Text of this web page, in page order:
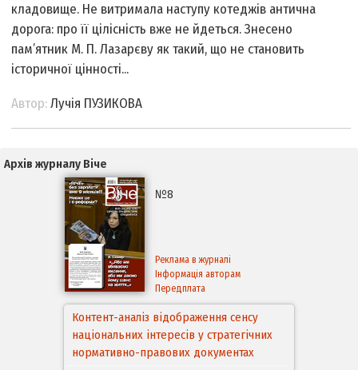
кладовище. Не витримала наступу котеджів антична
дорога: про її цілісність вже не йдеться. Знесено
пам’ятник М. П. Лазарєву як такий, що не становить
історичної цінності...
Автор:Лучія ПУЗИКОВА
Архів журналу Віче
№8
Реклама в журналі
Інформація авторам
Передплата
Контент-аналіз відображення сенсу
національних інтересів у стратегічних
нормативно-правових документах